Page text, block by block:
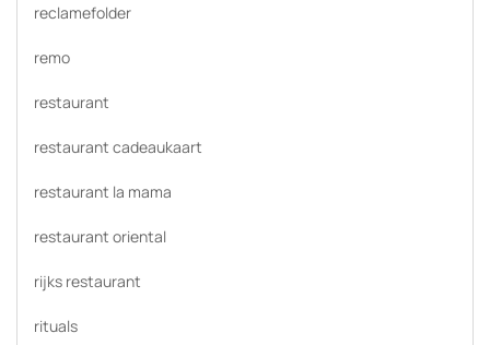
reclamefolder
remo
restaurant
restaurant cadeaukaart
restaurant la mama
restaurant oriental
rijks restaurant
rituals